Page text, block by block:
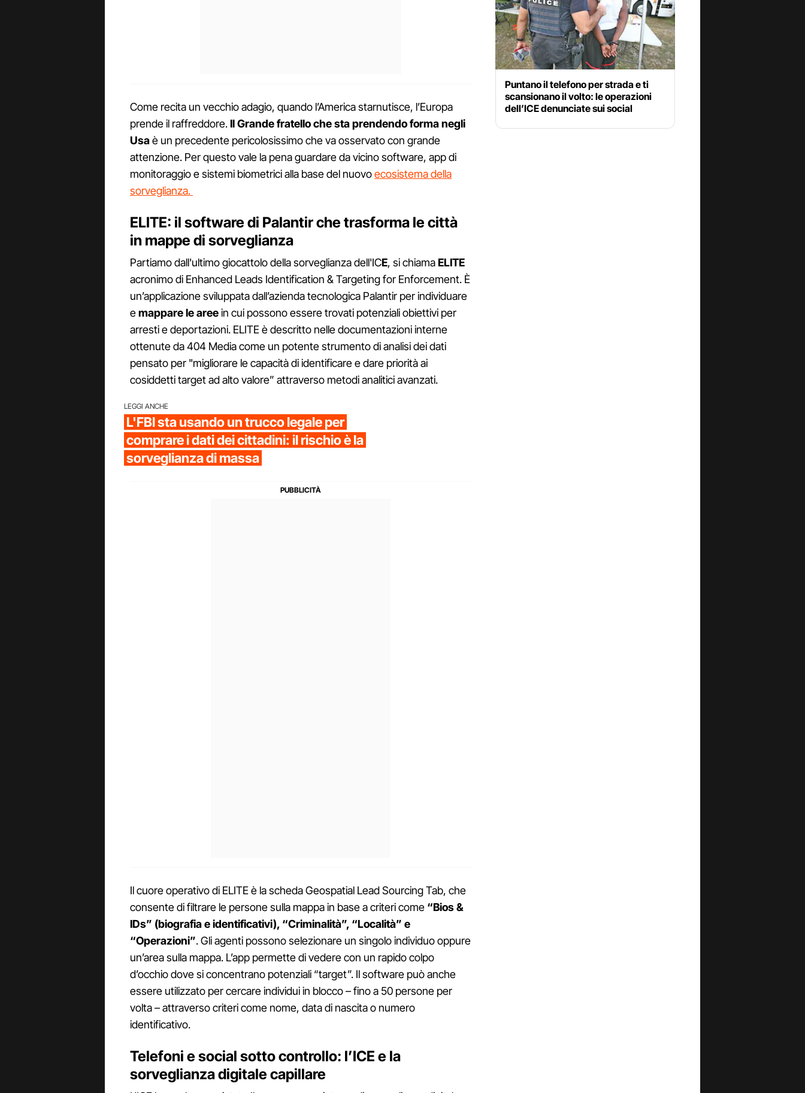
Come recita un vecchio adagio, quando l’America starnutisce, l’Europa
prende il raffreddore.Il Grande fratello che sta prendendo forma negli
Usaè un precedente pericolosissimo che va osservato con grande
attenzione. Per questo vale la pena guardare da vicino software, app di
monitoraggio e sistemi biometrici alla base del nuovoecosistema della
sorveglianza.
ELITE: il software di Palantir che trasforma le città
in mappe di sorveglianza
Partiamo dall'ultimo giocattolo della sorveglianza dell'ICE, si chiamaELITE
acronimo di Enhanced Leads Identification & Targeting for Enforcement. È
un’applicazione sviluppata dall’azienda tecnologica Palantir per individuare
emappare le areein cui possono essere trovati potenziali obiettivi per
arresti e deportazioni. ELITE è descritto nelle documentazioni interne
ottenute da 404 Media come un potente strumento di analisi dei dati
pensato per "migliorare le capacità di identificare e dare priorità ai
cosiddetti target ad alto valore” attraverso metodi analitici avanzati.
LEGGI ANCHE
L'FBI sta usando un trucco legale per
comprare i dati dei cittadini: il rischio è la
sorveglianza di massa
Il cuore operativo di ELITE è la scheda Geospatial Lead Sourcing Tab, che
consente di filtrare le persone sulla mappa in base a criteri come “Bios &
IDs” (biografia e identificativi), “Criminalità”, “Località” e
“Operazioni”. Gli agenti possono selezionare un singolo individuo oppure
un’area sulla mappa. L’app permette di vedere con un rapido colpo
d’occhio dove si concentrano potenziali “target”. Il software può anche
essere utilizzato per cercare individui in blocco – fino a 50 persone per
volta – attraverso criteri come nome, data di nascita o numero
identificativo.
Telefoni e social sotto controllo: l’ICE e la
sorveglianza digitale capillare
Puntano il telefono per strada e ti
scansionano il volto: le operazioni
dell’ICE denunciate sui social